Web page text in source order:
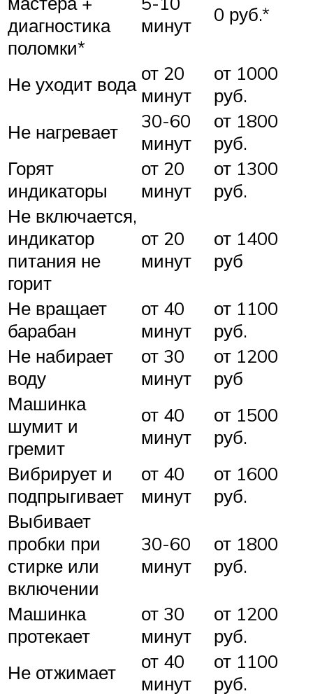
диагностика
поломки*
минут
0 руб.*
Не уходит вода от 20
минут
от 1000
руб.
Не нагревает
30-60
минут
от 1800
руб.
Горят
индикаторы
от 20
минут
от 1300
руб.
Не включается,
индикатор
питания не
горит
от 20
минут
от 1400
руб
Не вращает
барабан
от 40
минут
от 1100
руб.
Не набирает
воду
от 30
минут
от 1200
руб
Машинка
шумит и
гремит
от 40
минут
от 1500
руб.
Вибрирует и
подпрыгивает
от 40
минут
от 1600
руб.
Выбивает
пробки при
стирке или
включении
30-60
минут
от 1800
руб.
Машинка
протекает
от 30
минут
от 1200
руб.
Не отжимает
от 40
минут
от 1100
руб.